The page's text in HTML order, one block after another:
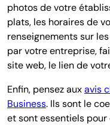
photos de votre
plats, les horaires de
renseignements sur
par votre entreprise,
site web, le lien de
Enfin, pensez auxavis
Business. Ils sont le
et sont essentiels